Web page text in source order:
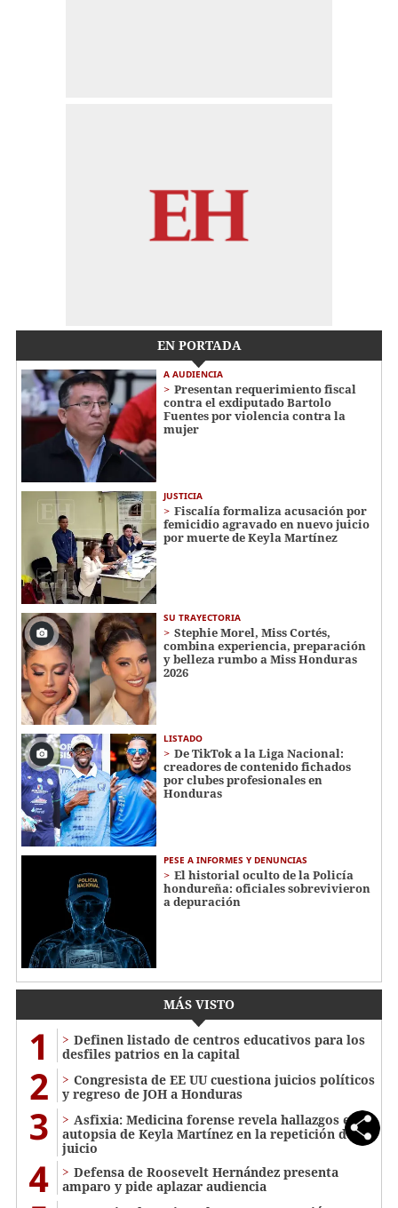
EN PORTADA
A AUDIENCIA
Presentan requerimiento fiscal
contra el exdiputado Bartolo
Fuentes por violencia contra la
mujer
JUSTICIA
Fiscalía formaliza acusación por
femicidio agravado en nuevo juicio
por muerte de Keyla Martínez
SU TRAYECTORIA
Stephie Morel, Miss Cortés,
combina experiencia, preparación
y belleza rumbo a Miss Honduras
2026
LISTADO
De TikTok a la Liga Nacional:
creadores de contenido fichados
por clubes profesionales en
Honduras
PESE A INFORMES Y DENUNCIAS
El historial oculto de la Policía
hondureña: oficiales sobrevivieron
a depuración
MÁS VISTO
1
Definen listado de centros educativos para los
desfiles patrios en la capital
2
Congresista de EE UU cuestiona juicios políticos
y regreso de JOH a Honduras
3
Asfixia: Medicina forense revela hallazgos en la
autopsia de Keyla Martínez en la repetición del
juicio
4
Defensa de Roosevelt Hernández presenta
amparo y pide aplazar audiencia